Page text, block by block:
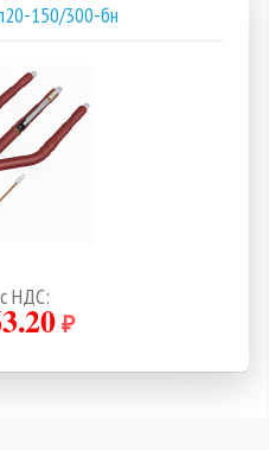
150/300-бн
НДС:
₽